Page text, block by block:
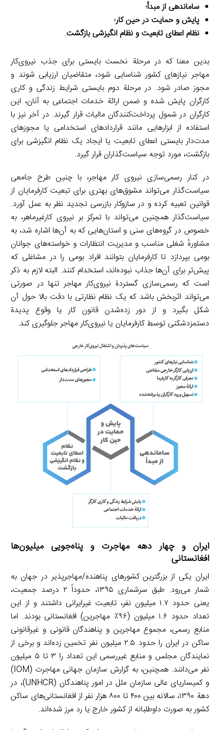
ساماندهی از مبدأ؛
پایش و حمایت در حین کار؛
نظام اعطای تابعیت و نظام انگیزشی بازگشت.
بدین معنا که در مرحلة نخست بایستی برای جذب نیروی‌کار
مهاجر نیازهای کشور شناسایی شود، متقاضیان ارزیابی شوند و
مجوز صادر شود. در مرحلة دوم بایستی شرایط زندگی و کاری
کارگران پایش شده و ضمن ارائة خدمات اجتماعی به آنان، این
کارگران در شمول پرداخت‌کنندگان مالیات قرار گیرند. در آخر نیز با
استفاده از ابزارهایی مانند قراردادهای استخدامی یا مجوزهای
مدت‌دار بایستی اعطای تابعیت یا ایجاد یک نظام انگیزشی برای
بازگشت، مورد توجه سیاست‌گذاران قرار گیرد.
در کنار رسمی‌سازی نیروی کار مهاجر، با چنین طرح جامعی
سیاست‌گذار می‌تواند مشوق‌های بهتری برای تبعیت کارفرمایان از
قوانین تعبیه کرده و در سازوکار بازرسی تجدید نظر به عمل آورد.
سیاست‌گذار همچنین می‌تواند با تمرکز بر نیروی کارغیرماهر، به
خصوص در گروه‌های سنی و استان‌هایی که به آن‌ها اشاره شد، به
مشاورهٔ شغلی مناسب و مدیریت انتظارات و خواسته‌های جوانان
بومی بپردازد تا کارفرمایان بتوانند افراد بومی را در مشاغلی که
پیش‌تر برای آن‌ها جذاب نبوده‌اند، استخدام کنند. البته لازم به ذکر
است که رسمی‌سازی گستردة نیروی‌کار مهاجر تنها در صورتی
می‌تواند اثربخش باشد که یک نظام نظارتی با دقت بالا حول آن
شکل بگیرد و از دور زده‌شدن قانون کار یا وقوع پدیدة
دستمزدشکنی توسط کارفرمایان یا نیروی‌کار مهاجر جلوگیری کند.
ایران و چهار دهه مهاجرت و پناه‌جویی میلیون‌ها
افغانستانی
ایران یکی از بزرگترین کشورهای پناهنده/مهاجرپذیر در جهان به
شمار می‌رود. طبق سرشماری ۱۳۹۵، حدوداً ۲ درصد جمعیت،
یعنی حدود ۱.۷ میلیون نفر، تابعیت غیرایرانی داشتند و از این
تعداد حدود ۱.۶ میلیون (۹۶٪ مهاجرین) افغانستانی بودند. اما
منابع رسمی، مجموع مهاجرین و پناهندگان قانونی و غیرقانونی
ساکن در ایران را حدود ۲.۵ میلیون نفر تخمین زده‌اند و برخی از
نمایندگان مجلس و منابع غیررسمی این تعداد را ۳ تا ۵ میلیون
نفر می‌دانند. همچنین،‌ به گزارش سازمان جهانی مهاجرت (IOM)
و کمیساریای عالی سازمان ملل در امور پناهندگان (UNHCR)، در
دهة ۱۳۹۰، سالانه بین ۴۰۰ تا ۸۰۰ هزار نفر از افغانستانی‌های ساکن
کشور به صورت داوطلبانه از کشور خارج یا رد مرز شده‌اند.